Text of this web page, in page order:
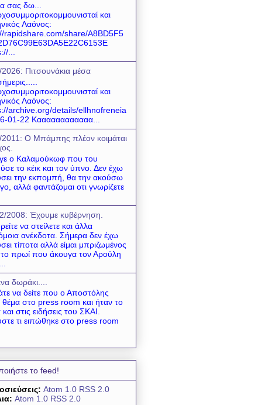
σας δω...
και
Λαόνος:
rapidshare.com/share/A8BD5F5
...
Πιτσουνάκια μέσα
και
Λαόνος:
archive.org/details/ellhnofreneia
01-22 Καααααααααααα...
O Mπάμπης πλέον κοιμάται
ο Καλαμούκωφ που του
το κέικ και τον ύπνο. Δεν έχω
την εκπομπή, θα την ακούσω
αλλά φαντάζομαι οτι γνωρίζετε
2008: Έχουμε κυβέρνηση.
να στείλετε και άλλα
ανέκδοτα. Σήμερα δεν έχω
τίποτα αλλά είμαι μπριζωμένος
πρωί που άκουγα τον Αρούλη
δωράκι....
να δείτε που ο Αποστόλης
θέμα στο press room και ήταν το
στις ειδήσεις του ΣΚΑΙ.
τι ειπώθηκε στο press room
το feed!
Atom 1.0 RSS 2.0
Atom 1.0 RSS 2.0